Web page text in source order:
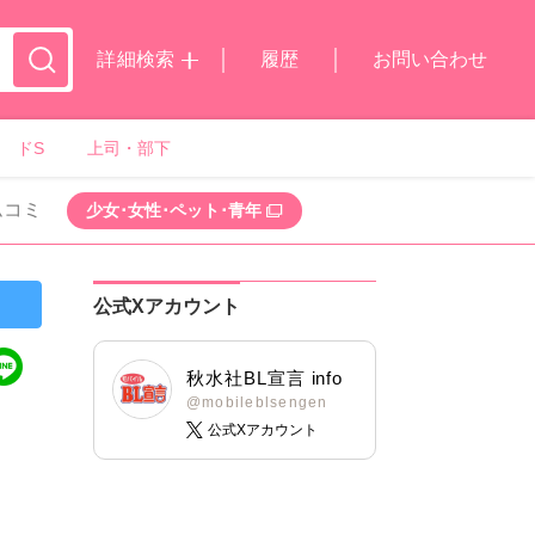
詳細検索
履歴 お問い合わせ
ドS 上司・部下
ミ 少女･女性･ペット･青年
公式Xアカウント
秋水社BL宣言 info
@mobileblsengen
公式Xアカウント